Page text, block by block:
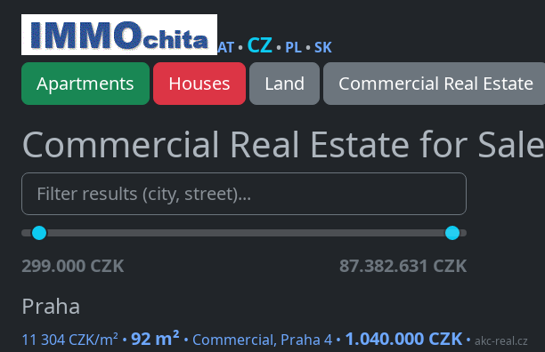
AT• CZ• PL•SK
Apartments Houses Land Commercial Real Estate
Commercial Real Estate for Sale
299.000 CZK 87.382.631 CZK
Praha
11 304 CZK/m² • 92 m² • Commercial, Praha 4 • 1.040.000 CZK • akc-real.cz